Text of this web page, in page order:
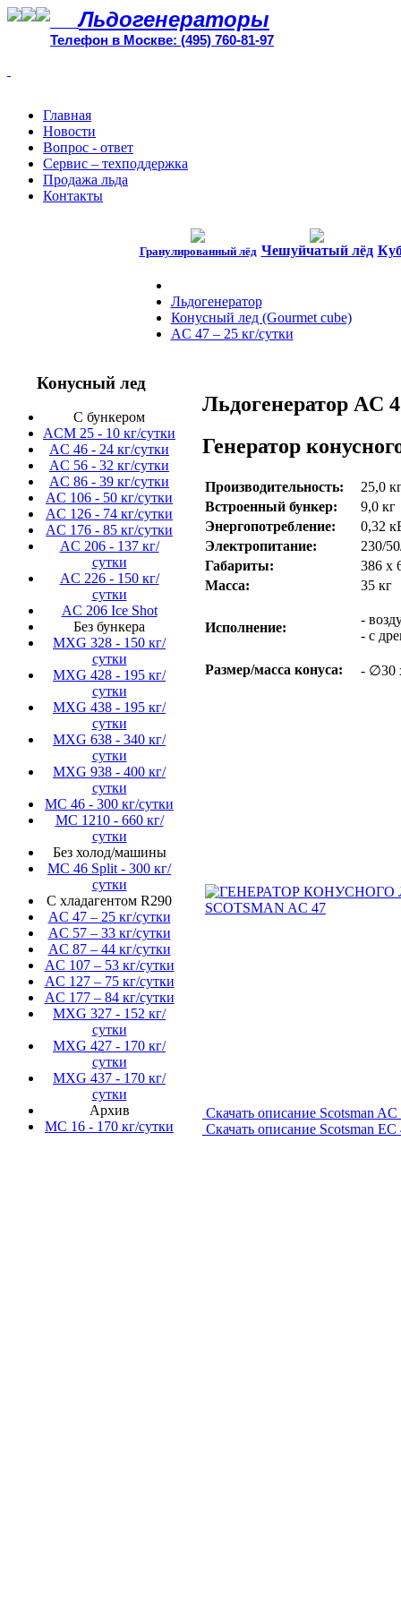
Льдогенераторы
Телефон в Москве: (495) 760-81-97
Главная
Новости
Вопрос - ответ
Сервис – техподдержка
Продажа льда
Контакты
Гранулированный лёд Чешуйчатый лёд
Льдогенератор
Конусный лед (Gourmet cube)
AC 47 – 25 кг/сутки
Конусный лед
С бункером
ACM 25 - 10 кг/сутки
AC 46 - 24 кг/сутки
AC 56 - 32 кг/сутки
AC 86 - 39 кг/сутки
AC 106 - 50 кг/сутки
AC 126 - 74 кг/сутки
AC 176 - 85 кг/сутки
AC 206 - 137 кг/
сутки
AC 226 - 150 кг/
сутки
AC 206 Ice Shot
Без бункера
MXG 328 - 150 кг/
сутки
MXG 428 - 195 кг/
сутки
MXG 438 - 195 кг/
сутки
MXG 638 - 340 кг/
сутки
MXG 938 - 400 кг/
сутки
MC 46 - 300 кг/сутки
MC 1210 - 660 кг/
сутки
Без холод/машины
MC 46 Split - 300 кг/
сутки
С хладагентом R290
AC 47 – 25 кг/сутки
AC 57 – 33 кг/сутки
AC 87 – 44 кг/сутки
AC 107 – 53 кг/сутки
AC 127 – 75 кг/сутки
AC 177 – 84 кг/сутки
MXG 327 - 152 кг/
сутки
MXG 427 - 170 кг/
сутки
MXG 437 - 170 кг/
сутки
Архив
MC 16 - 170 кг/сутки
Льдогенератор AC
Генератор
Производительность:
25,0
Встроенный бункер:
9,0 кг
Энергопотребление:
0,32
Электропитание:
230/
Габариты:
386 х
Масса:
35 кг
Исполнение:
-
- с
Размер/масса конуса: - ∅30
Скачать описание Scotsman AC
Скачать описание Scotsman EC